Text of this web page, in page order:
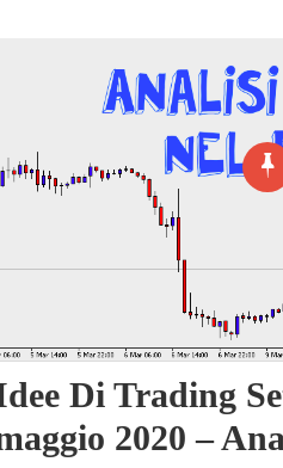
Di Trading
2020 –